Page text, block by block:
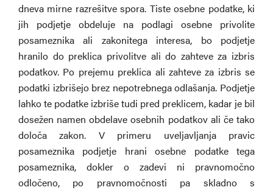
dneva mirne razrešitve spora. Tiste osebne podatke, ki
jih podjetje obdeluje na podlagi osebne privolite
posameznika ali zakonitega interesa, bo podjetje
hranilo do preklica privolitve ali do zahteve za izbris
podatkov. Po prejemu preklica ali zahteve za izbris se
podatki izbrišejo brez nepotrebnega odlašanja. Podjetje
lahko te podatke izbriše tudi pred preklicem, kadar je bil
dosežen namen obdelave osebnih podatkov ali če tako
določa zakon. V primeru uveljavljanja pravic
posameznika podjetje hrani osebne podatke tega
posameznika, dokler o zadevi ni pravnomočno
odločeno, po pravnomočnosti pa skladno s